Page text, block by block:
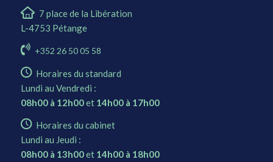
7 place de la Libération
L-4753 Pétange
+352 26 50 05 58
Horaires du standard
Lundi au Vendredi :
08h00 à 12h00et 14h00 à 17h00
Horaires du cabinet
Lundi au Jeudi :
08h00 à 13h00et 14h00 à 18h00